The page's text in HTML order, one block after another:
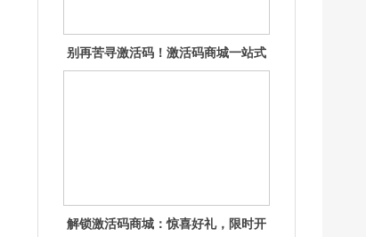
解锁激活码商城：惊喜好礼，限时开
抢！
激活码商城：解锁数字权益的神秘宝